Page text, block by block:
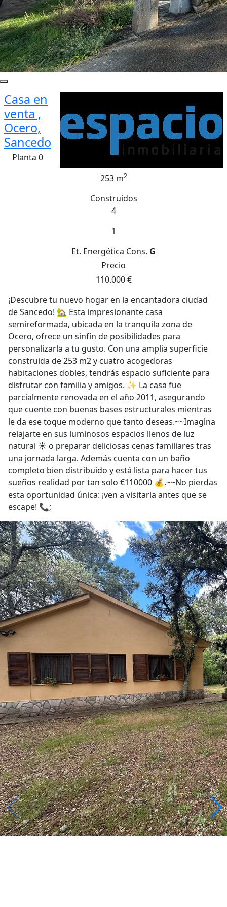
Casa en
venta ,
Ocero,
Sancedo
Planta 0
253 m2
Construidos
4
1
Et. Energética Cons. G
Precio
110.000 €
¡Descubre tu nuevo hogar en la encantadora ciudad
de Sancedo! 🏡 Esta impresionante casa
semireformada, ubicada en la tranquila zona de
Ocero, ofrece un sinfín de posibilidades para
personalizarla a tu gusto. Con una amplia superficie
construida de 253 m2 y cuatro acogedoras
habitaciones dobles, tendrás espacio suficiente para
disfrutar con familia y amigos. ✨ La casa fue
parcialmente renovada en el año 2011, asegurando
que cuente con buenas bases estructurales mientras
le da ese toque moderno que tanto deseas.~~Imagina
relajarte en sus luminosos espacios llenos de luz
natural ☀️ o preparar deliciosas cenas familiares tras
una jornada larga. Además cuenta con un baño
completo bien distribuido y está lista para hacer tus
sueños realidad por tan solo €110000 💰.~~No pierdas
esta oportunidad única: ¡ven a visitarla antes que se
escape! 📞;